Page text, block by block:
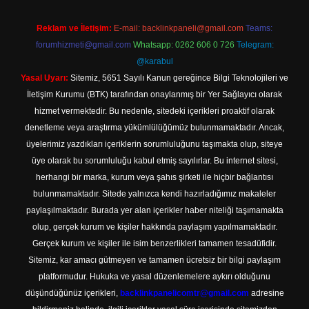
Reklam ve İletişim: E-mail: backlinkpaneli@gmail.com Teams:
forumhizmeti@gmail.com Whatsapp: 0262 606 0 726 Telegram:
@karabul
Yasal Uyarı: Sitemiz, 5651 Sayılı Kanun gereğince Bilgi Teknolojileri ve
İletişim Kurumu (BTK) tarafından onaylanmış bir Yer Sağlayıcı olarak
hizmet vermektedir. Bu nedenle, sitedeki içerikleri proaktif olarak
denetleme veya araştırma yükümlülüğümüz bulunmamaktadır. Ancak,
üyelerimiz yazdıkları içeriklerin sorumluluğunu taşımakta olup, siteye
üye olarak bu sorumluluğu kabul etmiş sayılırlar. Bu internet sitesi,
herhangi bir marka, kurum veya şahıs şirketi ile hiçbir bağlantısı
bulunmamaktadır. Sitede yalnızca kendi hazırladığımız makaleler
paylaşılmaktadır. Burada yer alan içerikler haber niteliği taşımamakta
olup, gerçek kurum ve kişiler hakkında paylaşım yapılmamaktadır.
Gerçek kurum ve kişiler ile isim benzerlikleri tamamen tesadüfidir.
Sitemiz, kar amacı gütmeyen ve tamamen ücretsiz bir bilgi paylaşım
platformudur. Hukuka ve yasal düzenlemelere aykırı olduğunu
düşündüğünüz içerikleri, backlinkpanelicomtr@gmail.com adresine